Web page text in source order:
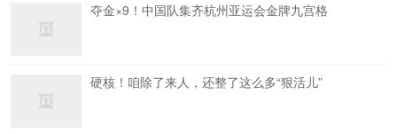
夺金×9！中国队集齐杭州亚运会金牌九宫格
硬核！咱除了来人，还整了这么多“狠活儿”